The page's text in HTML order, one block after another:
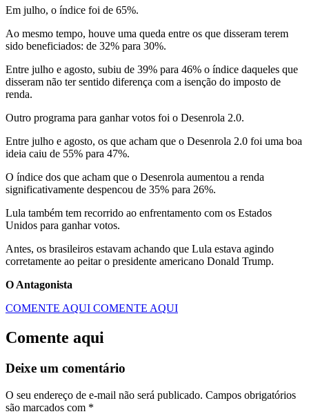
Em julho, o índice foi de 65%.
Ao mesmo tempo, houve uma queda entre os que disseram terem
sido beneficiados: de 32% para 30%.
Entre julho e agosto, subiu de 39% para 46% o índice daqueles que
disseram não ter sentido diferença com a isenção do imposto de
renda.
Outro programa para ganhar votos foi o Desenrola 2.0.
Entre julho e agosto, os que acham que o Desenrola 2.0 foi uma boa
ideia caiu de 55% para 47%.
O índice dos que acham que o Desenrola aumentou a renda
significativamente despencou de 35% para 26%.
Lula também tem recorrido ao enfrentamento com os Estados
Unidos para ganhar votos.
Antes, os brasileiros estavam achando que Lula estava agindo
corretamente ao peitar o presidente americano Donald Trump.
O Antagonista
COMENTE AQUI COMENTE AQUI
Comente aqui
Deixe um comentário
O seu endereço de e-mail não será publicado. Campos obrigatórios
são marcados com *